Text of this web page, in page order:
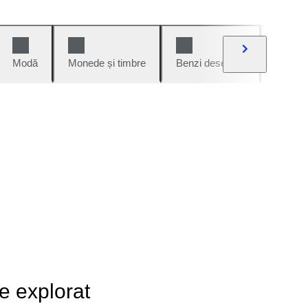
Modă Monede și timbre Benzi desenate
explorat